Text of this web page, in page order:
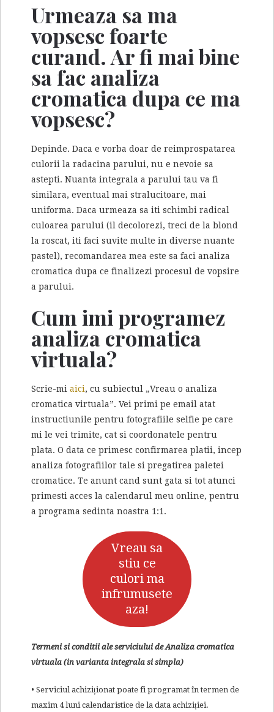
Urmeaza sa ma
vopsesc foarte
curand. Ar fi mai bine
sa fac analiza
cromatica dupa ce ma
vopsesc?
Depinde. Daca e vorba doar de reimprospatarea
culorii la radacina parului, nu e nevoie sa
astepti. Nuanta integrala a parului tau va fi
similara, eventual mai stralucitoare, mai
uniforma. Daca urmeaza sa iti schimbi radical
culoarea parului (il decolorezi, treci de la blond
la roscat, iti faci suvite multe in diverse nuante
pastel), recomandarea mea este sa faci analiza
cromatica dupa ce finalizezi procesul de vopsire
a parului.
Cum imi programez
analiza cromatica
virtuala?
Scrie-mi aici, cu subiectul „Vreau o analiza
cromatica virtuala”. Vei primi pe email atat
instructiunile pentru fotografiile selfie pe care
mi le vei trimite, cat si coordonatele pentru
plata. O data ce primesc confirmarea platii, incep
analiza fotografiilor tale si pregatirea paletei
cromatice. Te anunt cand sunt gata si tot atunci
primesti acces la calendarul meu online, pentru
a programa sedinta noastra 1:1.
Vreau sa
stiu ce
culori ma
infrumusete
aza!
Termeni si conditii ale serviciului de Analiza cromatica
virtuala (in varianta integrala si simpla)
• Serviciul achiziționat poate fi programat în termen de
maxim 4 luni calendaristice de la data achiziției.